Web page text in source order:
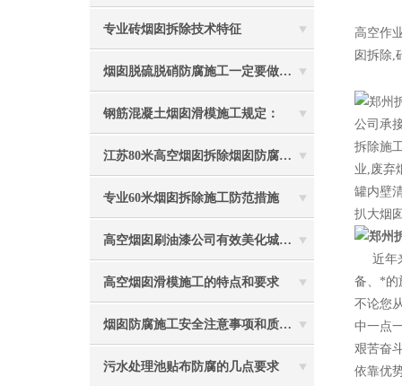
专业砖烟囱拆除技术特征
烟囱脱硫脱硝防腐施工一定要做好防护工作
钢筋混凝土烟囱滑模施工规定：
江苏80米高空烟囱拆除烟囱防腐工程施工安全注意事项
专业60米烟囱拆除施工防范措施
高空烟囱刷油漆公司有效美化城市环境
高空烟囱滑模施工的特点和要求
烟囱防腐施工安全注意事项和质量要求与安全技术要求
污水处理池贴布防腐的几点要求
高空作
囱拆除,
公司承
拆除施
业,废弃
罐内壁
扒大烟
近年
备、*的
不论您
中一点
艰苦奋
依靠优